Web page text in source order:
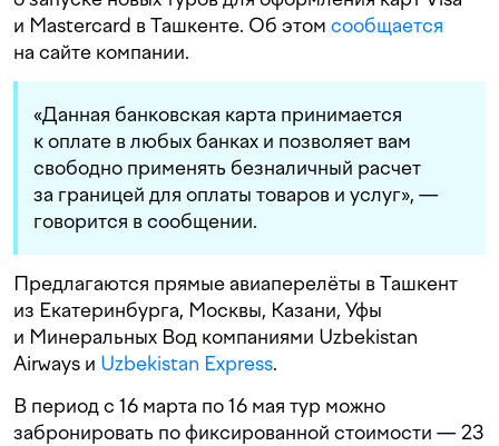
и Mastercard в Ташкенте. Об этом сообщается
на сайте компании.
«Данная банковская карта принимается
к оплате в любых банках и позволяет вам
свободно применять безналичный расчет
за границей для оплаты товаров и услуг», —
говорится в сообщении.
Предлагаются прямые авиаперелёты в Ташкент
из Екатеринбурга, Москвы, Казани, Уфы
и Минеральных Вод компаниями Uzbekistan
Airways и Uzbekistan Express.
В период с 16 марта по 16 мая тур можно
забронировать по фиксированной стоимости — 23